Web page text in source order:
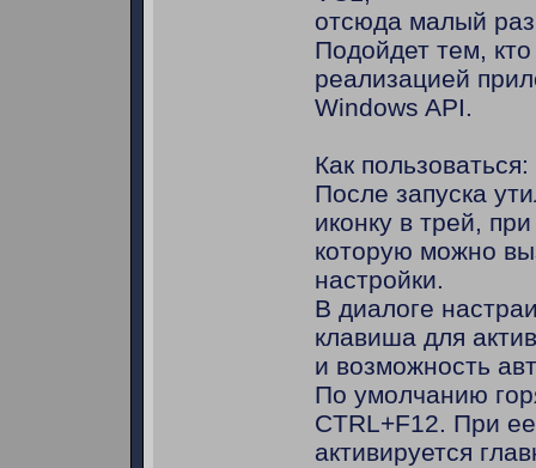
отсюда малый
Подойдет тем,
реализацией
Windows API.
Как пользоваться:
После запуска
иконку в трей,
которую можно
настройки.
В диалоге
клавиша для
и возможность
По умолчанию
CTRL+F12. При
активируется